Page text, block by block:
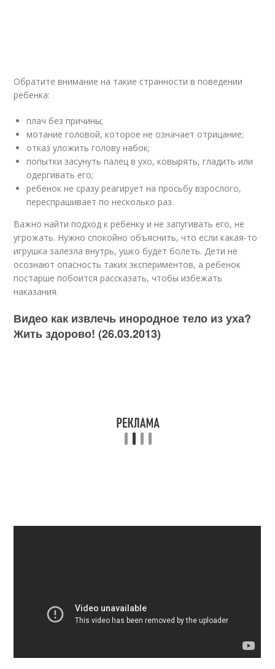
Обратите внимание на такие странности в поведении
ребенка:
плач без причины;
мотание головой, которое не означает отрицание;
отказ уложить голову набок;
попытки засунуть палец в ухо, ковырять, гладить или
одергивать его;
ребенок не сразу реагирует на просьбу взрослого,
переспрашивает по несколько раз.
Важно найти подход к ребенку и не запугивать его, не
угрожать. Нужно спокойно объяснить, что если какая-то
игрушка залезла внутрь, ушко будет болеть. Дети не
осознают опасность таких экспериментов, а ребенок
постарше побоится рассказать, чтобы избежать
наказания.
Видео как извлечь инородное тело из уха?
Жить здорово! (26.03.2013)